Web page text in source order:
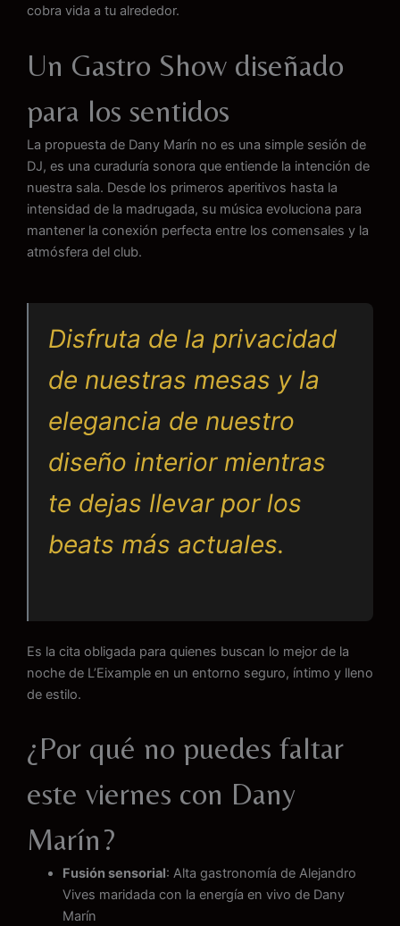
cobra vida a tu alrededor.
Un Gastro Show diseñado
para los sentidos
La propuesta de Dany Marín no es una simple sesión de
DJ, es una curaduría sonora que entiende la intención de
nuestra sala. Desde los primeros aperitivos hasta la
intensidad de la madrugada, su música evoluciona para
mantener la conexión perfecta entre los comensales y la
atmósfera del club.
Disfruta de la privacidad
de nuestras mesas y la
elegancia de nuestro
diseño interior mientras
te dejas llevar por los
beats más actuales.
Es la cita obligada para quienes buscan lo mejor de la
noche de L’Eixample en un entorno seguro, íntimo y lleno
de estilo.
¿Por qué no puedes faltar
este viernes con Dany
Marín?
Fusión sensorial: Alta gastronomía de Alejandro
Vives maridada con la energía en vivo de Dany
Marín